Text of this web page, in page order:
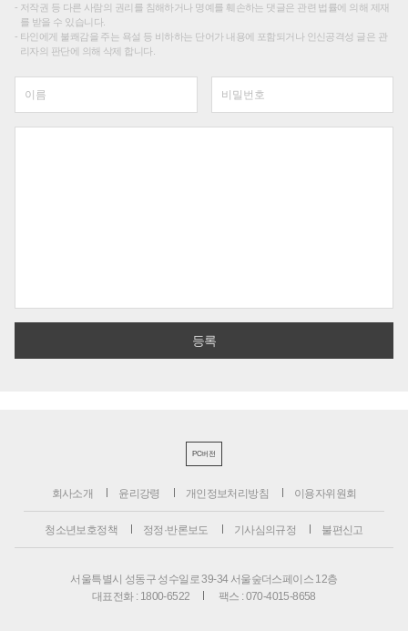
저작권 등 다른 사람의 권리를 침해하거나 명예를 훼손하는 댓글은 관련 법률에 의해 제재
를 받을 수 있습니다.
타인에게 불쾌감을 주는 욕설 등 비하하는 단어가 내용에 포함되거나 인신공격성 글은 관
리자의 판단에 의해 삭제 합니다.
PC버전
회사소개 윤리강령 개인정보처리방침 이용자위원회
청소년보호정책 정정·반론보도 기사심의규정 불편신고
서울특별시 성동구 성수일로 39-34 서울숲더스페이스 12층
대표전화 : 1800-6522
팩스 : 070-4015-8658